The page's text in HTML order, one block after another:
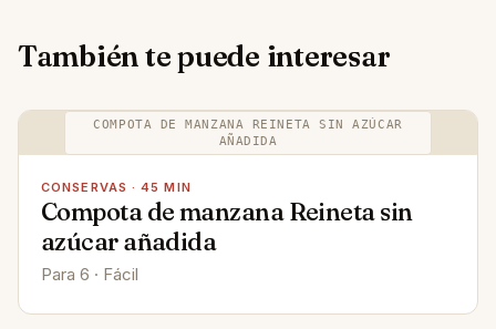
También te puede interesar
COMPOTA DE MANZANA REINETA SIN AZÚCAR
AÑADIDA
CONSERVAS · 45 MIN
Compota de manzana Reineta sin
azúcar añadida
Para 6 · Fácil